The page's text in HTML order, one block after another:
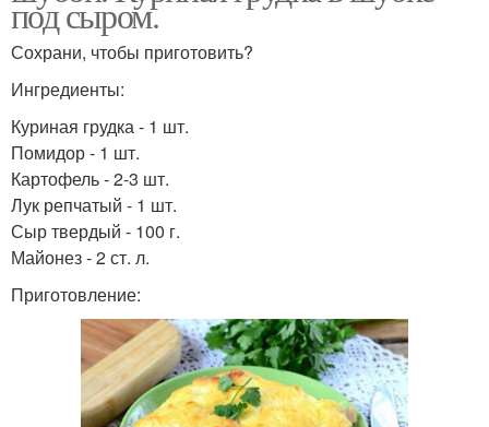
под сыром.
Сохрани, чтобы приготовить?
Ингредиенты:
Куриная грудка - 1 шт.
Помидор - 1 шт.
Картофель - 2-3 шт.
Лук репчатый - 1 шт.
Сыр твердый - 100 г.
Майонез - 2 ст. л.
Приготовление: